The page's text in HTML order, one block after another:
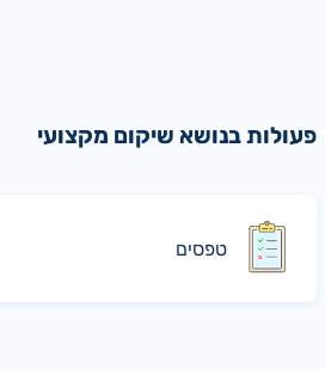
פעולות בנושא שיקום מקצועי
טפסים